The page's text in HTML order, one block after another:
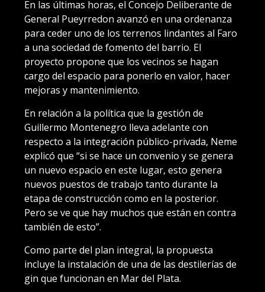
En las últimas horas, el Concejo Deliberante de
General Pueyrredon avanzó en una ordenanza
para ceder uno de los terrenos lindantes al Faro
a una sociedad de fomento del barrio. El
proyecto propone que los vecinos se hagan
cargo del espacio para ponerlo en valor, hacer
mejoras y mantenimiento.
En relación a la política que la gestión de
Guillermo Montenegro lleva adelante con
respecto a la integración público-privada, Neme
explicó que “si se hace un convenio y se genera
un nuevo espacio en este lugar, esto genera
nuevos puestos de trabajo tanto durante la
etapa de construcción como en la posterior.
Pero se ve que hay muchos que están en contra
también de esto”.
Como parte del plan integral, la propuesta
incluye la instalación de una de las destilerías de
gin que funcionan en Mar del Plata.